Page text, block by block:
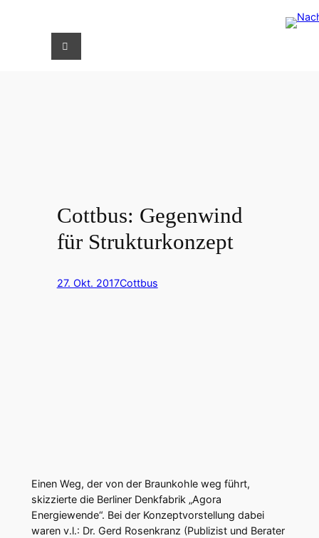
Cottbus: Gegenwind
für Strukturkonzept
27. Okt. 2017Cottbus
Einen Weg, der von der Braunkohle weg führt,
skizzierte die Berliner Denkfabrik „Agora
Energiewende“. Bei der Konzeptvorstellung dabei
waren v.l.: Dr. Gerd Rosenkranz (Publizist und Berater